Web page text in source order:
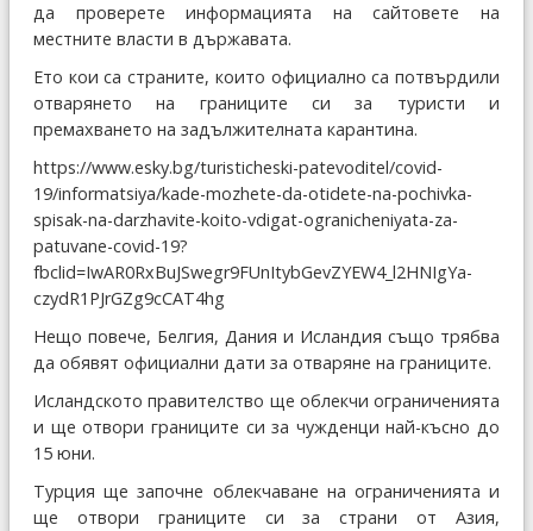
да проверете информацията на сайтовете на
местните власти в държавата.
Ето кои са страните, които официално са потвърдили
отварянето на границите си за туристи и
премахването на задължителната карантина.
https://www.esky.bg/turisticheski-patevoditel/covid-
19/informatsiya/kade-mozhete-da-otidete-na-pochivka-
spisak-na-darzhavite-koito-vdigat-ogranicheniyata-za-
patuvane-covid-19?
fbclid=IwAR0RxBuJSwegr9FUnItybGevZYEW4_l2HNIgYa-
czydR1PJrGZg9cCAT4hg
Нещо повече, Белгия, Дания и Исландия също трябва
да обявят официални дати за отваряне на границите.
Исландското правителство ще облекчи ограниченията
и ще отвори границите си за чужденци най-късно до
15 юни.
Турция ще започне облекчаване на ограниченията и
ще отвори границите си за страни от Азия,